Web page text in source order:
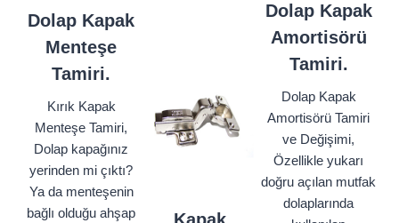
Dolap Kapak
Menteşe
Tamiri.
Kırık Kapak
Menteşe Tamiri,
Dolap kapağınız
yerinden mi çıktı?
Ya da menteşenin
bağlı olduğu ahşap
Dolap Kapak
Amortisörü
Tamiri.
Dolap Kapak
Amortisörü Tamiri
ve Değişimi,
Özellikle yukarı
doğru açılan mutfak
dolaplarında